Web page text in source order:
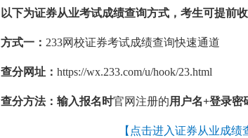
以下为证券从业考试成绩查询方式，考生可提前
方式一： 233网校证券考试成绩查询快速通道
查分网址： https://wx.233.com/u/hook/23.html
查分方法：输入报名时官网注册的用户名+登录密
【点击进入证券从业成绩